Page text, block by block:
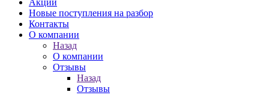
Акции
Новые поступления на разбор
Контакты
О компании
Назад
О компании
Отзывы
Назад
Отзывы